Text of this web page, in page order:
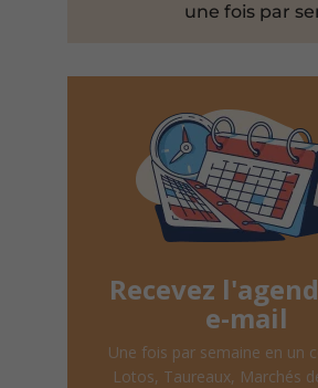
une fois par
Recevez
e-mail
Une fois par semaine en un
Lotos, Taureaux, Marchés